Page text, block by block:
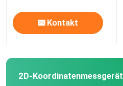
Kontakt
2D-Koordinatenmessgerät